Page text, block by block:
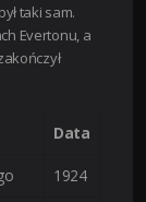
taki sam.
Evertonu, a
Data
1924